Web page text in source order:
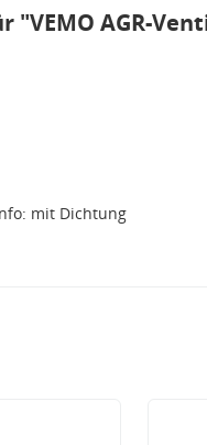
AGR-
mit Dichtung